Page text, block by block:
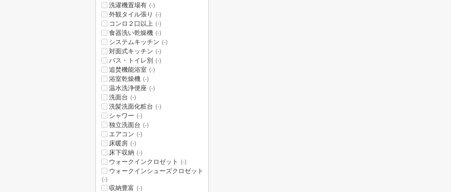
洗濯機置場有 (-)
外観タイル張り (-)
コンロ２口以上 (-)
食器洗い乾燥機 (-)
システムキッチン (-)
対面式キッチン (-)
バス・トイレ別 (-)
追焚機能浴室 (-)
浴室乾燥機 (-)
温水洗浄便座 (-)
洗面台 (-)
洗髪洗面化粧台 (-)
シャワー (-)
独立洗面台 (-)
エアコン (-)
床暖房 (-)
床下収納 (-)
ウォークインクロゼット (-)
ウォークインシューズクロゼット
(-)
収納豊富 (-)